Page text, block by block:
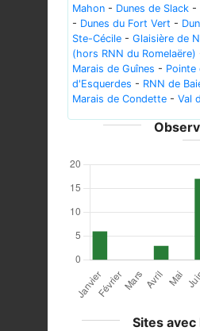
Mahon - Dunes de Slack -
- Dunes du Fort Vert -
Ste-Cécile - Glaisière de
(hors RNN du Romelaëre)
Marais de Guînes - Pointe
d'Esquerdes - RNN de
Marais de Condette - Val
Sites